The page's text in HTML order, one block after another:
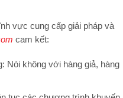
vực cung cấp giải pháp và
cam kết:
Nói không với hàng giả, hàng